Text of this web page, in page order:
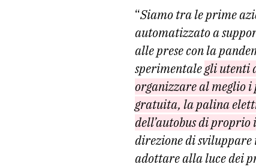
“Siamo tra le prime
automatizzato a
alle prese con la
sperimentalegli utenti
organizzare al meglio
gratuita, la palina
dell’autobus di
direzione di sviluppare
adottare alla luce dei